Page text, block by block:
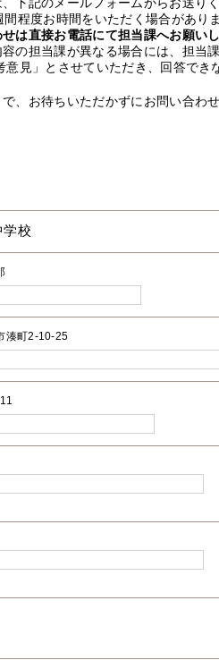
程度お時間をいただく場合がありま
は直接お電話にて担当課へお願いし
の担当課が異なる場合には、担当
見」とさせていただき、回答でき
で、お待ちいただかずにお問い合わ
学校
湊町2-10-25